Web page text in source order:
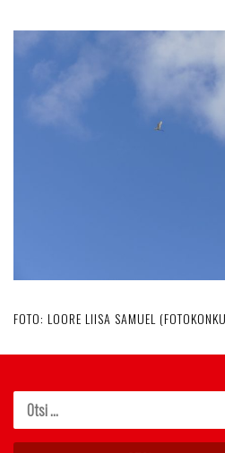
FOTO: LOORE LIISA SAMUEL